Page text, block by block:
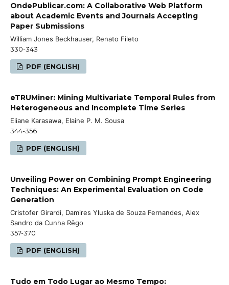
OndePublicar.com: A Collaborative Web Platform
about Academic Events and Journals Accepting
Paper Submissions
William Jones Beckhauser, Renato Fileto
330-343
PDF (ENGLISH)
eTRUMiner: Mining Multivariate Temporal Rules from
Heterogeneous and Incomplete Time Series
Eliane Karasawa, Elaine P. M. Sousa
344-356
PDF (ENGLISH)
Unveiling Power on Combining Prompt Engineering
Techniques: An Experimental Evaluation on Code
Generation
Cristofer Girardi, Damires Yluska de Souza Fernandes, Alex
Sandro da Cunha Rêgo
357-370
PDF (ENGLISH)
Tudo em Todo Lugar ao Mesmo Tempo: